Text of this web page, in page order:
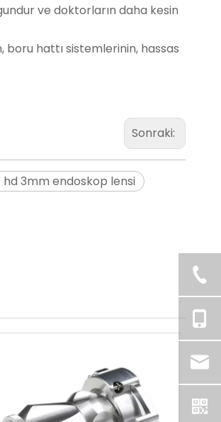
ve doktorların daha kesin
hattı sistemlerinin, hassas
Sonraki:
hd 3mm endoskop lensi